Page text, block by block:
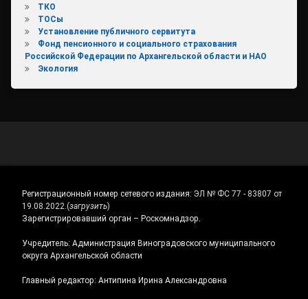
ТКО
ТОСы
Установление публичного сервитута
Фонд пенсионного и социального страхования
Российской Федерации по Архангельской области и НАО
Экология
Регистрационный номер сетевого издания: ЭЛ № ФС 77 - 83807 от
19.08.2022.(загрузить)
Зарегистрировавший орган – Роскомнадзор.
Учредитель: Администрация Виноградовского муниципального
округа Архангельской области
Главный редактор: Антипина Ирина Александровна